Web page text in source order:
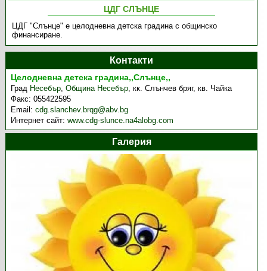
ЦДГ СЛЪНЦЕ
ЦДГ "Слънце" е целодневна детска градина с общинско
финансиране.
Контакти
Целодневна детска градина,,Слънце,,
Град Несебър,Община Несебър,кк. Слънчев бряг, кв. Чайка
Факс:055422595
Email:cdg.slanchev.brqg@abv.bg
Интернет сайт:www.cdg-slunce.na4alobg.com
Галерия